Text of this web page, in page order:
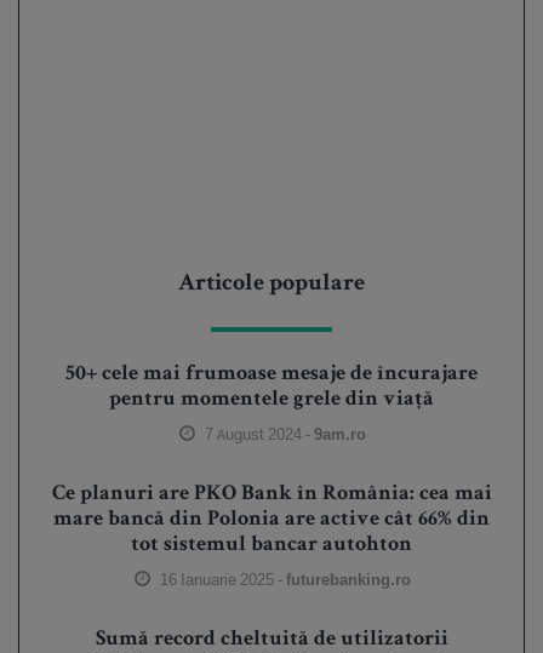
Articole populare
50+ cele mai frumoase mesaje de încurajare
pentru momentele grele din viață
7 August 2024 -9am.ro
Ce planuri are PKO Bank în România: cea mai
mare bancă din Polonia are active cât 66% din
tot sistemul bancar autohton
16 Ianuarie 2025 -futurebanking.ro
Sumă record cheltuită de utilizatorii